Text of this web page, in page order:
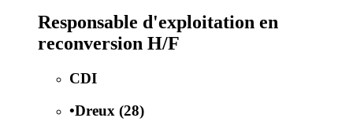
Responsable d'exploitation en
reconversion H/F
CDI
•Dreux (28)